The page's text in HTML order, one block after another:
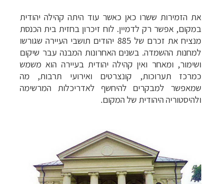
את הזמירות ששרו כאן כאשר עוד היתה קהילה יהודית
במקום, אפשר רק לדמיין. לוח זיכרון בחזית בית הכנסת
מנציח את זכרם של 885 יהודים תושבי העיירה שגורשו
למחנות ההשמדה. בשנים האחרונות המבנה עבר שיקום
ושימור, ומאחר ואין קהילה יהודית בעיירה הוא משמש
כמרכז תערוכות, קונצרטים ואירועי תרבות, מה
שמאפשר למבקרים להיחשף לאדריכלות המרשימה
ולהיסטוריה היהודית של המקום.